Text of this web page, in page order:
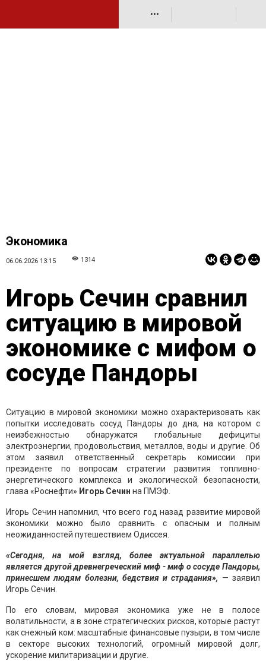
•••
Экономика
06.06.2026 13:15 1314
Игорь Сечин сравнил
ситуацию в мировой
экономике с мифом о
сосуде Пандоры
Ситуацию в мировой экономики можно охарактеризовать как
попытки исследовать сосуд Пандоры до дна, на котором с
неизбежностью обнаружатся глобальные дефициты
электроэнергии, продовольствия, металлов, воды и другие. Об
этом заявил ответственный секретарь комиссии при
президенте по вопросам стратегии развития топливно-
энергетического комплекса и экологической безопасности,
глава «Роснефти» Игорь Сечин на ПМЭФ.
Игорь Сечин напомнил, что всего год назад развитие мировой
экономики можно было сравнить с опасным и полным
неожиданностей путешествием Одиссея.
«Сегодня, на мой взгляд, более актуальной параллелью
является другой древнегреческий миф - миф о сосуде Пандоры,
принесшем людям болезни, бедствия и страдания», — заявил
Игорь Сечин.
По его словам, мировая экономика уже не в полосе
волатильности, а в зоне стратегических рисков, которые растут
как снежный ком: масштабные финансовые пузыри, в том числе
в секторе высоких технологий, огромный мировой долг,
ускорение милитаризации и другие.